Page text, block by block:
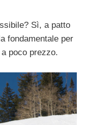
Sì, a patto
fondamentale per
poco prezzo.